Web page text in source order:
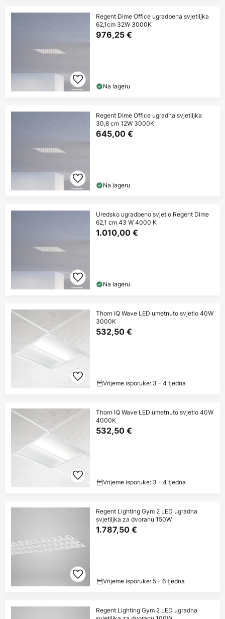
Regent Dime Office ugradbena svjetiljka
62,1cm 32W 3000K
976,25 €
Na lageru
Regent Dime Office ugradna svjetiljka
30,8 cm 12W 3000K
645,00 €
Na lageru
Uredsko ugradbeno svjetlo Regent Dime
62,1 cm 43 W 4000 K
1.010,00 €
Na lageru
Thorn IQ Wave LED umetnuto svjetlo 40W
3000K
532,50 €
Vrijeme isporuke: 3 - 4 tjedna
Thorn IQ Wave LED umetnuto svjetlo 40W
4000K
532,50 €
Vrijeme isporuke: 3 - 4 tjedna
Regent Lighting Gym 2 LED ugradna
svjetiljka za dvoranu 150W
1.787,50 €
Vrijeme isporuke: 5 - 6 tjedna
Regent Lighting Gym 2 LED ugradna